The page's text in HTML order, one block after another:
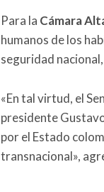
Para la Cámara
humanos de los
seguridad
«En tal virtud, el
presidente
por el Estado
transnacional»,